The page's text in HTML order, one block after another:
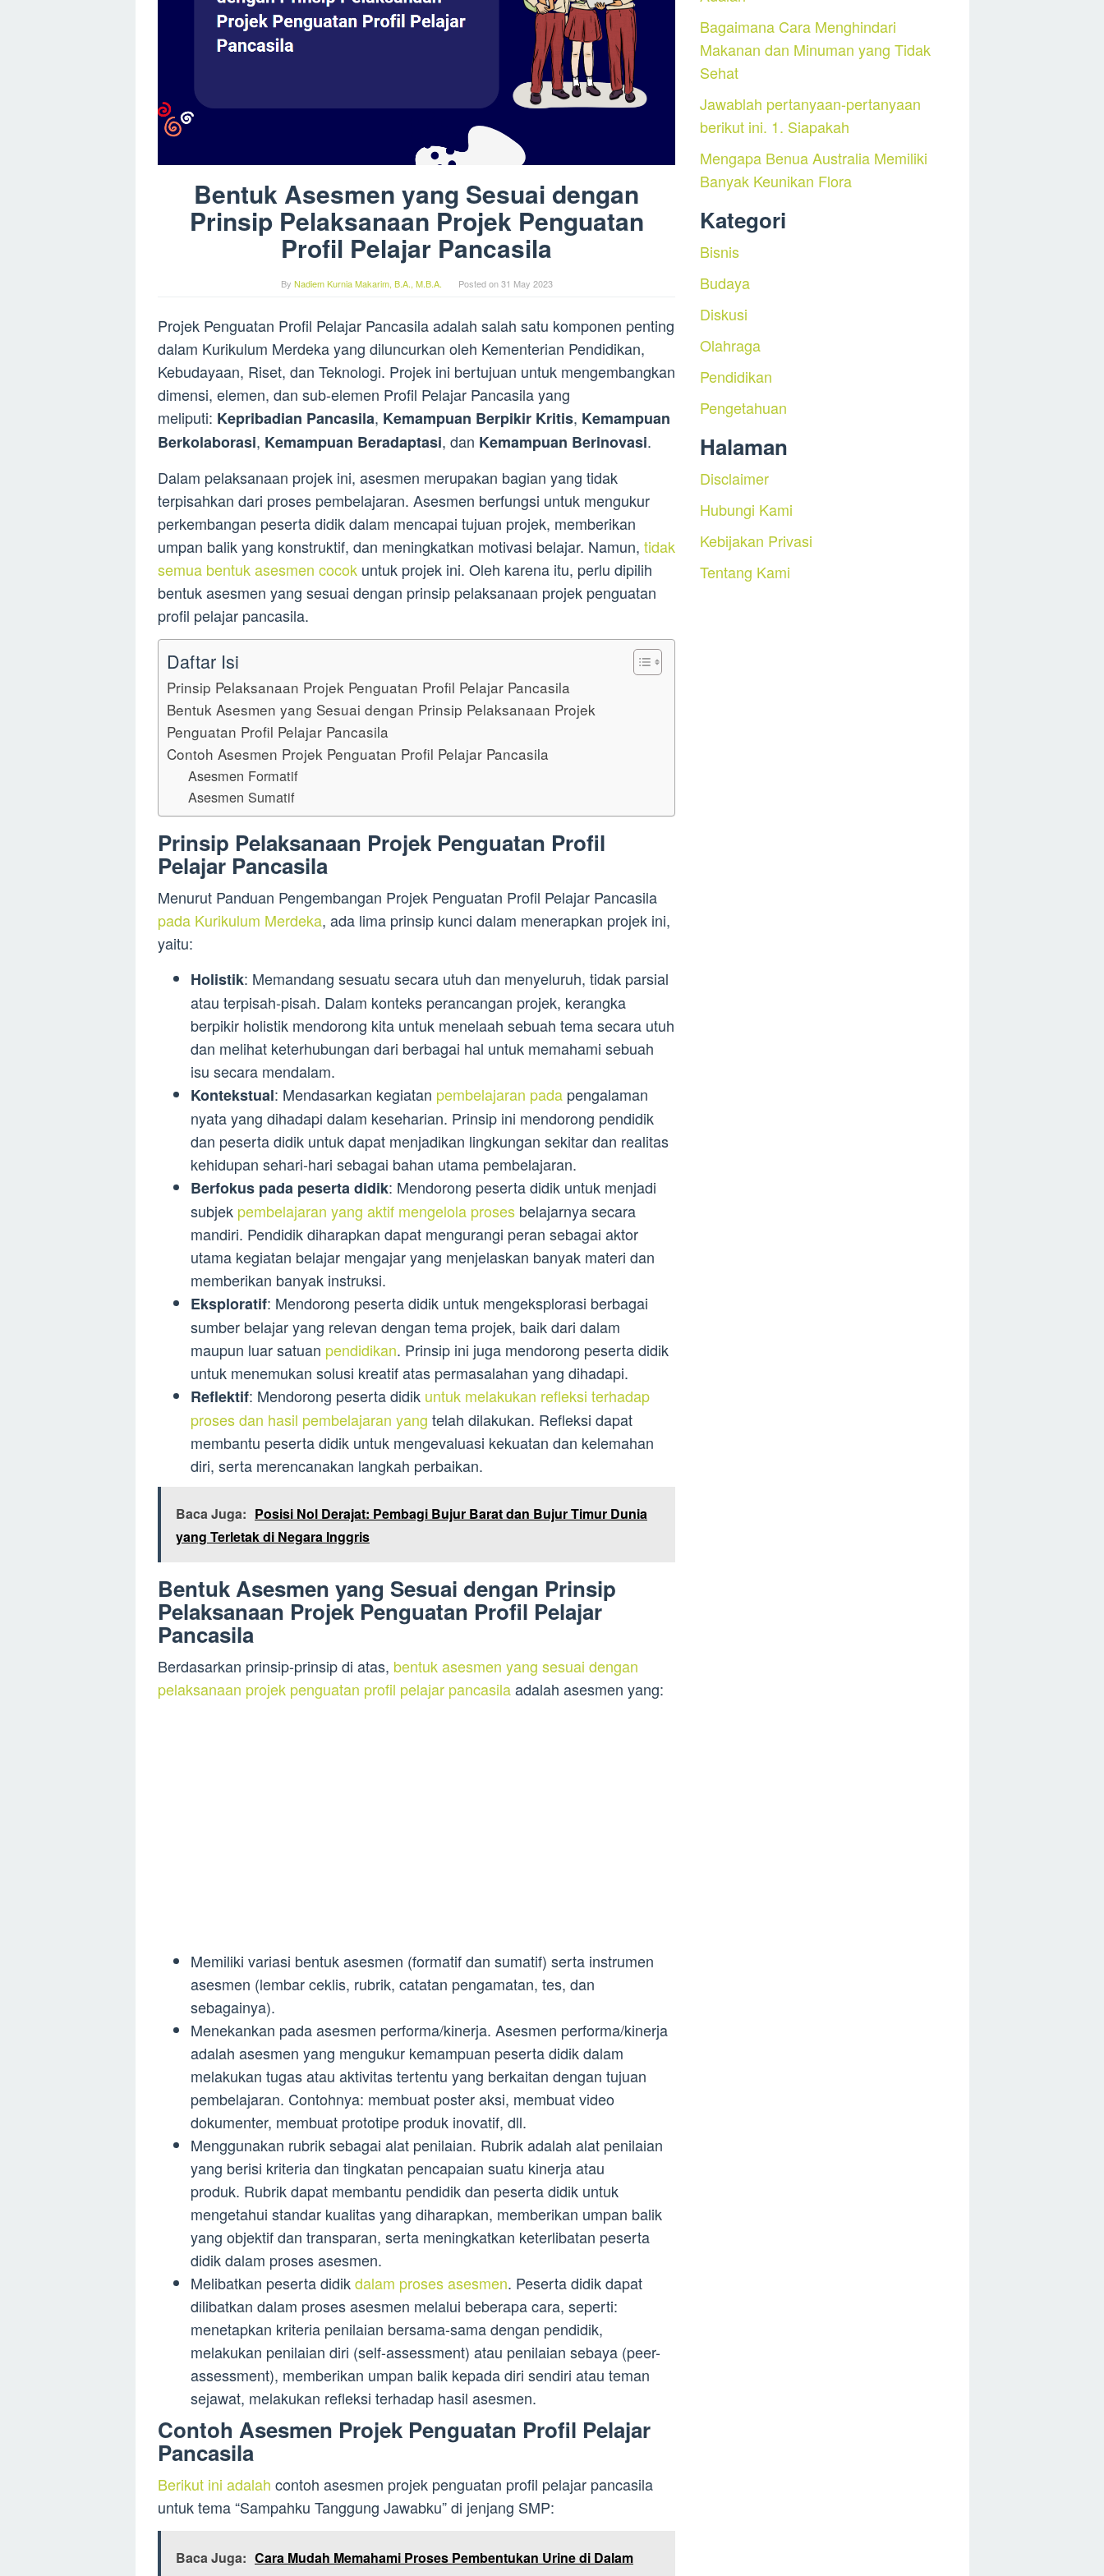
Bentuk Asesmen yang Sesuai dengan
Prinsip Pelaksanaan Projek Penguatan
Profil Pelajar Pancasila
By Nadiem Kurnia Makarim, B.A., M.B.A. Posted on31 May 2023
Projek Penguatan Profil Pelajar Pancasila adalah salah satu komponen penting
dalam Kurikulum Merdeka yang diluncurkan oleh Kementerian Pendidikan,
Kebudayaan, Riset, dan Teknologi. Projek ini bertujuan untuk mengembangkan
dimensi, elemen, dan sub-elemen Profil Pelajar Pancasila yang
meliputi: Kepribadian Pancasila, Kemampuan Berpikir Kritis, Kemampuan
Berkolaborasi, Kemampuan Beradaptasi, dan Kemampuan Berinovasi.
Dalam pelaksanaan projek ini, asesmen merupakan bagian yang tidak
terpisahkan dari proses pembelajaran. Asesmen berfungsi untuk mengukur
perkembangan peserta didik dalam mencapai tujuan projek, memberikan
umpan balik yang konstruktif, dan meningkatkan motivasi belajar. Namun, tidak
semua bentuk asesmen cocok untuk projek ini. Oleh karena itu, perlu dipilih
bentuk asesmen yang sesuai dengan prinsip pelaksanaan projek penguatan
profil pelajar pancasila.
Daftar Isi
Prinsip Pelaksanaan Projek Penguatan Profil Pelajar Pancasila
Bentuk Asesmen yang Sesuai dengan Prinsip Pelaksanaan Projek
Penguatan Profil Pelajar Pancasila
Contoh Asesmen Projek Penguatan Profil Pelajar Pancasila
Asesmen Formatif
Asesmen Sumatif
Prinsip Pelaksanaan Projek Penguatan Profil
Pelajar Pancasila
Menurut Panduan Pengembangan Projek Penguatan Profil Pelajar Pancasila
pada Kurikulum Merdeka, ada lima prinsip kunci dalam menerapkan projek ini,
yaitu:
Holistik: Memandang sesuatu secara utuh dan menyeluruh, tidak parsial
atau terpisah-pisah. Dalam konteks perancangan projek, kerangka
berpikir holistik mendorong kita untuk menelaah sebuah tema secara utuh
dan melihat keterhubungan dari berbagai hal untuk memahami sebuah
isu secara mendalam.
Kontekstual: Mendasarkan kegiatan pembelajaran pada pengalaman
nyata yang dihadapi dalam keseharian. Prinsip ini mendorong pendidik
dan peserta didik untuk dapat menjadikan lingkungan sekitar dan realitas
kehidupan sehari-hari sebagai bahan utama pembelajaran.
Berfokus pada peserta didik: Mendorong peserta didik untuk menjadi
subjek pembelajaran yang aktif mengelola proses belajarnya secara
mandiri. Pendidik diharapkan dapat mengurangi peran sebagai aktor
utama kegiatan belajar mengajar yang menjelaskan banyak materi dan
memberikan banyak instruksi.
Eksploratif: Mendorong peserta didik untuk mengeksplorasi berbagai
sumber belajar yang relevan dengan tema projek, baik dari dalam
maupun luar satuan pendidikan. Prinsip ini juga mendorong peserta didik
untuk menemukan solusi kreatif atas permasalahan yang dihadapi.
Reflektif: Mendorong peserta didik untuk melakukan refleksi terhadap
proses dan hasil pembelajaran yang telah dilakukan. Refleksi dapat
membantu peserta didik untuk mengevaluasi kekuatan dan kelemahan
diri, serta merencanakan langkah perbaikan.
Baca Juga: Posisi Nol Derajat: Pembagi Bujur Barat dan Bujur Timur Dunia
yang Terletak di Negara Inggris
Bentuk Asesmen yang Sesuai dengan Prinsip
Pelaksanaan Projek Penguatan Profil Pelajar
Pancasila
Berdasarkan prinsip-prinsip di atas, bentuk asesmen yang sesuai dengan
pelaksanaan projek penguatan profil pelajar pancasilaadalah asesmen yang:
Memiliki variasi bentuk asesmen (formatif dan sumatif) serta instrumen
asesmen (lembar ceklis, rubrik, catatan pengamatan, tes, dan
sebagainya).
Menekankan pada asesmen performa/kinerja. Asesmen performa/kinerja
adalah asesmen yang mengukur kemampuan peserta didik dalam
melakukan tugas atau aktivitas tertentu yang berkaitan dengan tujuan
pembelajaran. Contohnya: membuat poster aksi, membuat video
dokumenter, membuat prototipe produk inovatif, dll.
Menggunakan rubrik sebagai alat penilaian. Rubrik adalah alat penilaian
yang berisi kriteria dan tingkatan pencapaian suatu kinerja atau
produk. Rubrik dapat membantu pendidik dan peserta didik untuk
mengetahui standar kualitas yang diharapkan, memberikan umpan balik
yang objektif dan transparan, serta meningkatkan keterlibatan peserta
didik dalam proses asesmen.
Melibatkan peserta didikdalam proses asesmen. Peserta didik dapat
dilibatkan dalam proses asesmen melalui beberapa cara, seperti:
menetapkan kriteria penilaian bersama-sama dengan pendidik,
melakukan penilaian diri (self-assessment) atau penilaian sebaya (peer-
assessment), memberikan umpan balik kepada diri sendiri atau teman
sejawat, melakukan refleksi terhadap hasil asesmen.
Contoh Asesmen Projek Penguatan Profil Pelajar
Pancasila
Berikut ini adalah contoh asesmen projek penguatan profil pelajar pancasila
untuk tema “Sampahku Tanggung Jawabku” di jenjang SMP:
Baca Juga: Cara Mudah Memahami Proses Pembentukan Urine di Dalam
Bagaimana Cara Menghindari
Makanan dan Minuman yang Tidak
Sehat
Jawablah pertanyaan-pertanyaan
berikut ini. 1. Siapakah
Mengapa Benua Australia Memiliki
Banyak Keunikan Flora
Kategori
Bisnis
Budaya
Diskusi
Olahraga
Pendidikan
Pengetahuan
Halaman
Disclaimer
Hubungi Kami
Kebijakan Privasi
Tentang Kami